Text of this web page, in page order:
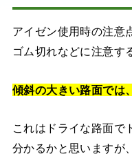
アイゼン使用時の注意
ゴム切れなどに注意す
傾斜の大きい路面では
これはドライな路面で
分かるかと思いますが